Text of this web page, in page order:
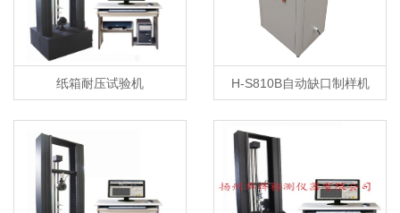
纸箱耐压试验机 H-S810B自动缺口制样机